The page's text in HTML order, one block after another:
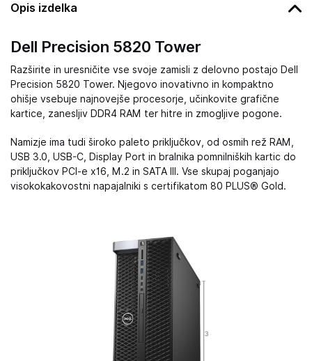
Opis izdelka
Dell Precision 5820 Tower
Razširite in uresničite vse svoje zamisli z delovno postajo Dell
Precision 5820 Tower. Njegovo inovativno in kompaktno
ohišje vsebuje najnovejše procesorje, učinkovite grafične
kartice, zanesljiv DDR4 RAM ter hitre in zmogljive pogone.
Namizje ima tudi široko paleto priključkov, od osmih rež RAM,
USB 3.0, USB-C, Display Port in bralnika pomnilniških kartic do
priključkov PCI-e x16, M.2 in SATA III. Vse skupaj poganjajo
visokokakovostni napajalniki s certifikatom 80 PLUS® Gold.